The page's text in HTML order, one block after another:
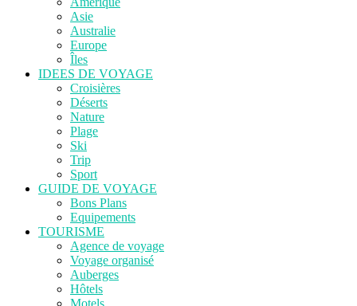
Asie
Australie
Europe
Îles
IDEES DE VOYAGE
Croisières
Déserts
Nature
Plage
Ski
Trip
Sport
GUIDE DE VOYAGE
Bons Plans
Equipements
TOURISME
Agence de voyage
Voyage organisé
Auberges
Hôtels
Motels